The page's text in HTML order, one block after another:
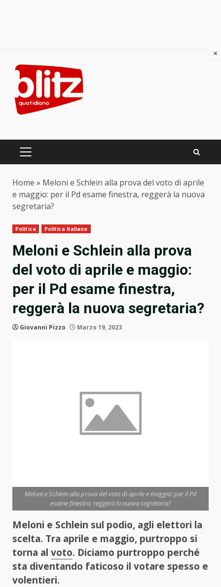
content
PRIMARY
Home » Meloni e Schlein alla prova del voto di aprile
e maggio: per il Pd esame finestra, reggerà la nuova
segretaria?
Politica Politica Italiana
Meloni e Schlein alla prova
del voto di aprile e maggio:
per il Pd esame finestra,
reggerà la nuova segretaria?
Giovanni Pizzo Marzo 19, 2023
Meloni e Schlein alla prova del voto di aprile e maggio: per il Pd
esame finestra, reggerà la nuova segretaria?
Meloni e Schlein sul podio, agli elettori la
scelta. Tra aprile e maggio, purtroppo si
torna al voto. Diciamo purtroppo perché
sta diventando faticoso il votare spesso e
volentieri.
×